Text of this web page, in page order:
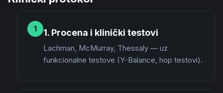
1 1. Procena i klinički testovi
Lachman, McMurray, Thessaly — uz
funkcionalne testove (Y-Balance, hop testovi).